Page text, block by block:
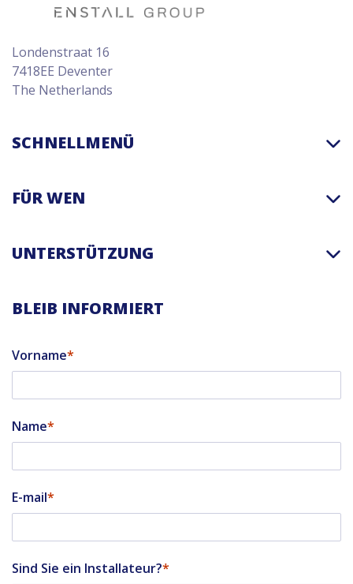
Londenstraat 16
7418EE Deventer
The Netherlands
SCHNELLMENÜ
FÜR WEN
UNTERSTÜTZUNG
BLEIB INFORMIERT
Vorname
Name
E-mail
Sind Sie ein Installateur?